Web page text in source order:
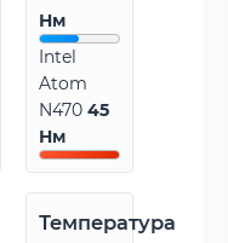
Нм
Intel
Atom
N47045
Нм
Температура